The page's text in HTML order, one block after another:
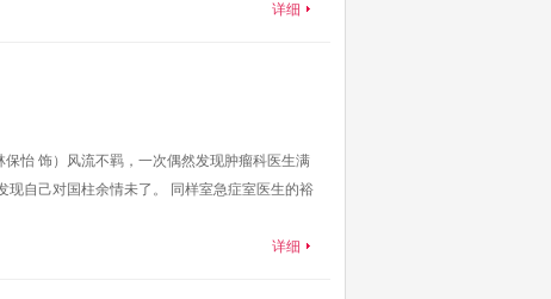
详细
怡 饰）风流不羁，一次偶然发现肿瘤科医生满
现自己对国柱余情未了。 同样室急症室医生的裕
详细